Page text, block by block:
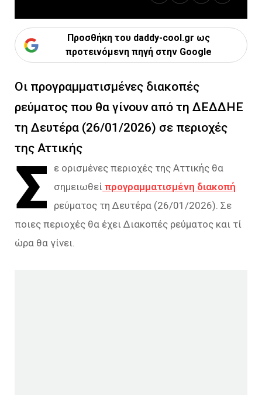
Προσθήκη του daddy-cool.gr ως
προτεινόμενη πηγή στην Google
Οι προγραμματισμένες διακοπές
ρεύματος που θα γίνουν από τη ΔΕΔΔΗΕ
τη Δευτέρα (26/01/2026) σε περιοχές
της Αττικής
Σ
ε ορισμένες περιοχές της Αττικής θα
σημειωθεί προγραμματισμένη διακοπή
ρεύματος τη Δευτέρα (26/01/2026). Σε
ποιες περιοχές θα έχει Διακοπές ρεύματος και τί
ώρα θα γίνει.